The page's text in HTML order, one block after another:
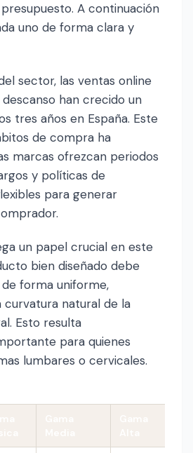
A continuación
uno de forma clara y
sector, las ventas online
han crecido un
tres años en España. Este
de compra ha
marcas ofrezcan periodos
y políticas de
para generar
un papel crucial en este
bien diseñado debe
forma uniforme,
curvatura natural de la
Esto resulta
para quienes
lumbares o cervicales.